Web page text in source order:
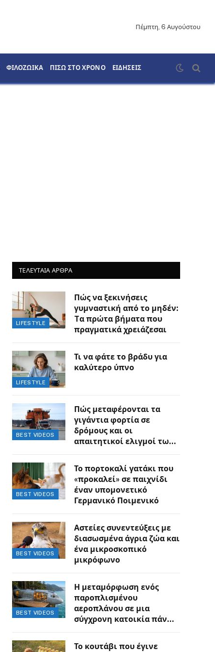
Πέμπτη, 6 Αυγούστου
ΦΙΛΟΖΩΙΚΑ ΠΙΣΩ ΣΤΟ ΧΡΟΝΟ ΕΙΔΗΣΕΙΣ
ΤΕΛΕΥΤΑΙΑ ΑΡΘΡΑ
LIFESTYLE
Πώς να ξεκινήσεις
γυμναστική από το μηδέν:
Tα πρώτα βήματα που
πραγματικά χρειάζεσαι
LIFESTYLE
Τι να φάτε το βράδυ για
καλύτερο ύπνο
BEST VIDEOS
Πώς μεταφέρονται τα
γιγάντια φορτία σε
δρόμους και οι
απαιτητικοί ελιγμοί των
BEST VIDEOS
Το πορτοκαλί γατάκι που
«προκαλεί» σε παιχνίδι
έναν υπομονετικό
Γερμανικό Ποιμενικό
BEST VIDEOS
Αστείες συνεντεύξεις με
διασωσμένα άγρια ζώα και
ένα μικροσκοπικό
μικρόφωνο
BEST VIDEOS
Η μεταμόρφωση ενός
παροπλισμένου
αεροπλάνου σε μια
σύγχρονη κατοικία πάνω
Το κουτάβι που έγινε